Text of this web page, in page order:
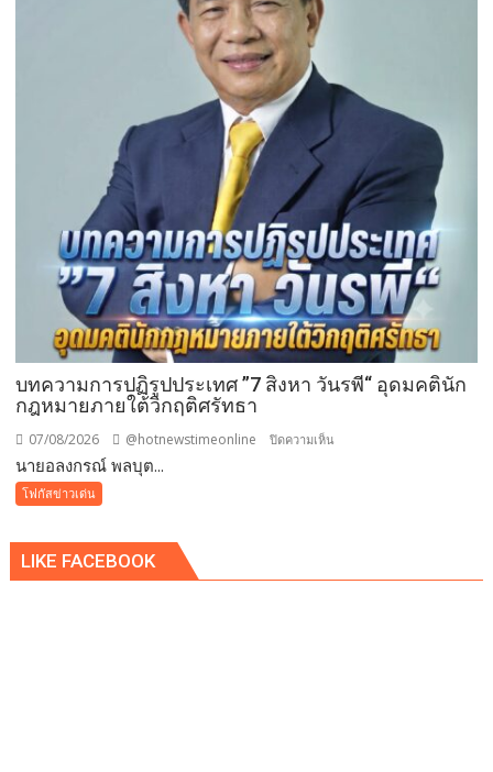
กอง
ขยะ
เป็นก
บุญ
บทความการปฏิรูปประเทศ ”7 สิงหา วันรพี“ อุดมคตินัก
กฎหมายภายใต้วิกฤติศรัทธา
07/08/2026 @hotnewstimeonline ปิดความเห็น
สิง
นายอลงกรณ์ พลบุต...
โฟกัสข่าวเด่น
LIKE FACEBOOK